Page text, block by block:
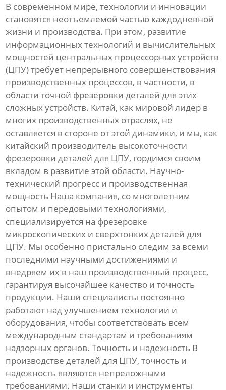
В современном мире, технологии и инновации
становятся неотъемлемой частью каждодневной
жизни и производства. При этом, развитие
информационных технологий и вычислительных
мощностей центральных процессорных устройств
(ЦПУ) требует непрерывного совершенствования
производственных процессов, в частности, в
области точной фрезеровки деталей для этих
сложных устройств. Китай, как мировой лидер в
многих производственных отраслях, не
оставляется в стороне от этой динамики, и мы, как
китайский производитель высокоточности
фрезеровки деталей для ЦПУ, гордимся своим
вкладом в развитие этой области. Научно-
технический прогресс и производственная
мощность Наша компания, со многолетним
опытом и передовыми технологиями,
специализируется на фрезеровке
микроскопических и сверхтонких деталей для
ЦПУ. Мы особенно пристально следим за всеми
последними научными достижениями и
внедряем их в наш производственный процесс,
гарантируя высочайшее качество и точность
продукции. Наши специалисты постоянно
работают над улучшением технологии и
оборудования, чтобы соответствовать всем
международным стандартам и требованиям
надзорных органов. Точность и надежность В
производстве деталей для ЦПУ, точность и
надежность являются непреложными
требованиями. Наши станки и инструменты